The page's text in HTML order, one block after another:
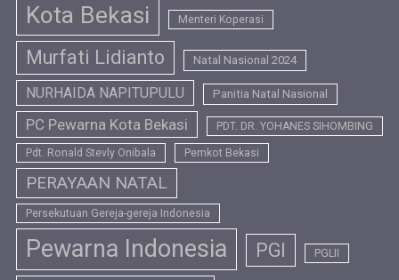
Kota Bekasi Menteri Koperasi
Murfati Lidianto Natal Nasional 2024
NURHAIDA NAPITUPULU Panitia Natal Nasional
PC Pewarna Kota Bekasi PDT. DR. YOHANES SIHOMBING
Pdt. Ronald Stevly Onibala Pemkot Bekasi
PERAYAAN NATAL
Persekutuan Gereja-gereja Indonesia
Pewarna Indonesia PGI PGLII